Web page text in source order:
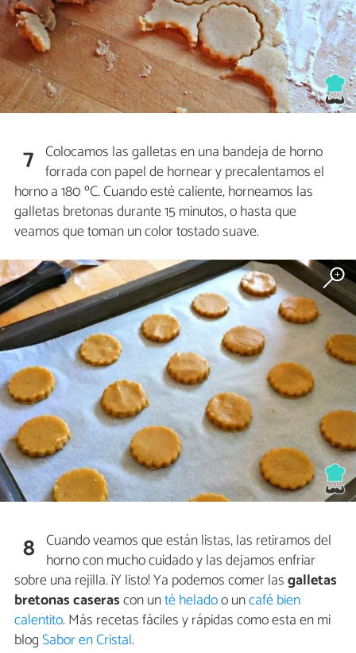
7 Colocamos las galletas en una bandeja de horno
forrada con papel de hornear y precalentamos el
horno a 180 ºC. Cuando esté caliente, horneamos las
galletas bretonas durante 15 minutos, o hasta que
veamos que toman un color tostado suave.
8 Cuando veamos que están listas, las retiramos del
horno con mucho cuidado y las dejamos enfriar
sobre una rejilla. ¡Y listo! Ya podemos comer lasgalletas
bretonas caserascon unté heladoo uncafé bien
calentito. Más recetas fáciles y rápidas como esta en mi
blogSabor en Cristal.